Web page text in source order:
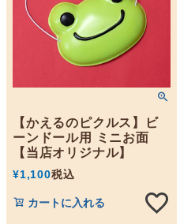
【かえるのピクルス】ビ
ーンドール用 ミニお面
【当店オリジナル】
¥1,100税込
カートに入れる